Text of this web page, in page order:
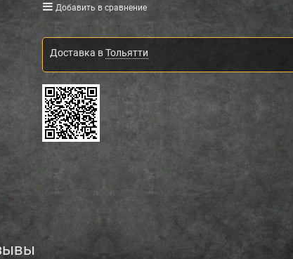
Добавить в сравнение
Доставка вТольятти